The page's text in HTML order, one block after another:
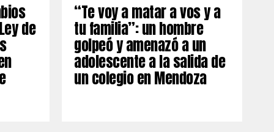
de
“Te voy a matar a vos y a
tu familia”: un hombre
golpeó y amenazó a un
adolescente a la salida de
un colegio en Mendoza